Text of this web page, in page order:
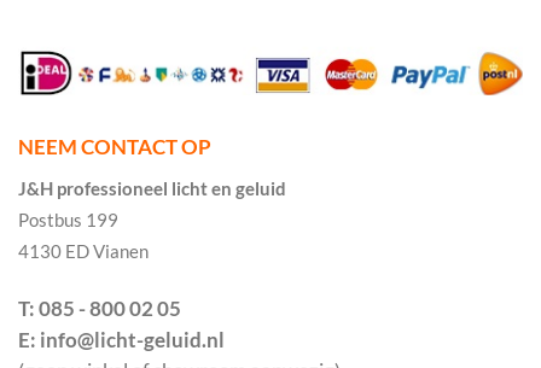
NEEM CONTACT OP
J&H professioneel licht en geluid
Postbus 199
4130 ED Vianen
T: 085 - 800 02 05
E: info@licht-geluid.nl